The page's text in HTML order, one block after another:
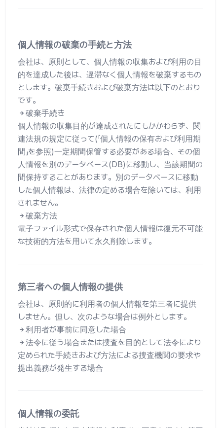
個人情報の破棄の手続と方法
会社は、原則として、個人情報の収集および利用の目
的を達成した後は、遅滞なく個人情報を破棄するもの
とします。破棄手続きおよび破棄方法は以下のとおり
です。
破棄手続き
個人情報の収集目的が達成されたにもかかわらず、関
連法規の規定に従って(「個人情報の保有および利用期
間」を参照)一定期間保管する必要がある場合、その個
人情報を別のデータベース(DB)に移動し、当該期間の
間保持することがあります。別のデータベースに移動
した個人情報は、法律の定める場合を除いては、利用
されません。
破棄方法
電子ファイル形式で保存された個人情報は復元不可能
な技術的方法を用いて永久削除します。
第三者への個人情報の提供
会社は、原則的に利用者の個人情報を第三者に提供
しません。但し、次のような場合は例外とします。
利用者が事前に同意した場合
法令に従う場合または捜査を目的として法令により
定められた手続きおよび方法による捜査機関の要求や
提出義務が発生する場合
個人情報の委託